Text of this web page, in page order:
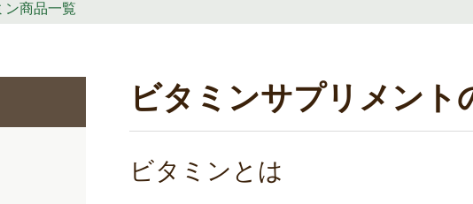
ン商品一覧
ビタミンサプリメント
ビタミンとは